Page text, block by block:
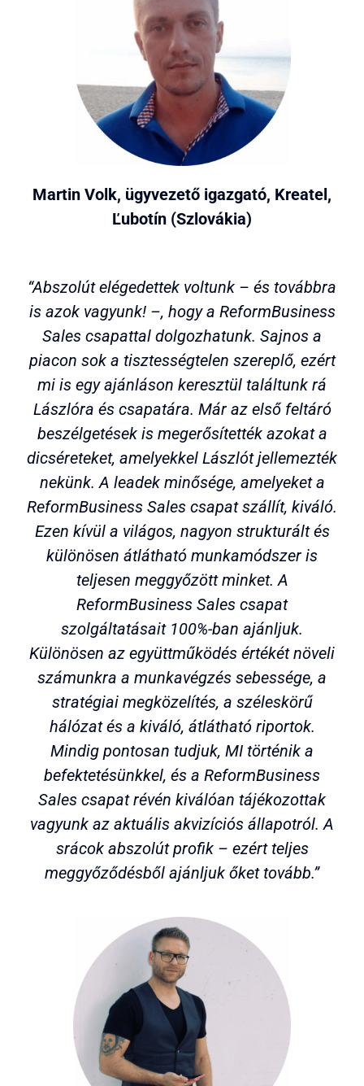
Martin Volk, ügyvezető igazgató, Kreatel,
Ľubotín (Szlovákia)
“Abszolút elégedettek voltunk – és továbbra
is azok vagyunk! –, hogy a ReformBusiness
Sales csapattal dolgozhatunk. Sajnos a
piacon sok a tisztességtelen szereplő, ezért
mi is egy ajánláson keresztül találtunk rá
Lászlóra és csapatára. Már az első feltáró
beszélgetések is megerősítették azokat a
dicséreteket, amelyekkel Lászlót jellemezték
nekünk. A leadek minősége, amelyeket a
ReformBusiness Sales csapat szállít, kiváló.
Ezen kívül a világos, nagyon strukturált és
különösen átlátható munkamódszer is
teljesen meggyőzött minket. A
ReformBusiness Sales csapat
szolgáltatásait 100%-ban ajánljuk.
Különösen az együttműködés értékét növeli
számunkra a munkavégzés sebessége, a
stratégiai megközelítés, a széleskörű
hálózat és a kiváló, átlátható riportok.
Mindig pontosan tudjuk, MI történik a
befektetésünkkel, és a ReformBusiness
Sales csapat révén kiválóan tájékozottak
vagyunk az aktuális akvizíciós állapotról. A
srácok abszolút profik – ezért teljes
meggyőződésből ajánljuk őket tovább.”